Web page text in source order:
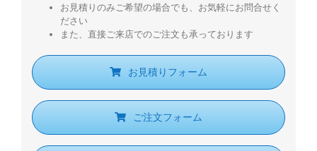
お見積りのみご希望の場合でも、お気軽にお問合せく
ださい
また、直接ご来店でのご注文も承っております
お見積りフォーム
ご注文フォーム